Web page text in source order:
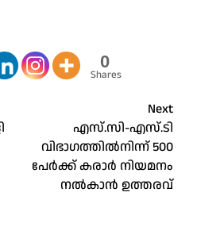
0
Shares
Next
എസ്.സി-എസ്.ടി
വിഭാഗത്തിൽനിന്ന് 500
പേർക്ക് കരാർ നിയമനം
നൽകാൻ ഉത്തരവ്